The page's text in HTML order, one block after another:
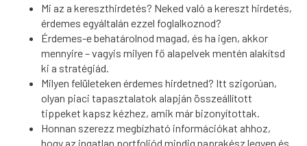
Mi az a kereszthirdetés? Neked való a kereszt hirdetés,
érdemes egyáltalán ezzel foglalkoznod?
Érdemes-e behatárolnod magad, és ha igen, akkor
mennyire – vagyis milyen fő alapelvek mentén alakítsd
ki a stratégiád.
Milyen felületeken érdemes hirdetned? Itt szigorúan,
olyan piaci tapasztalatok alapján összeállított
tippeket kapsz kézhez, amik már bizonyítottak.
Honnan szerezz megbízható információkat ahhoz,
hogy az ingatlan portfoliód mindig naprakész legyen és